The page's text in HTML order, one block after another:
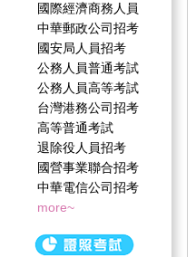
國際經濟商務人員
中華郵政公司招考
國安局人員招考
公務人員普通考試
公務人員高等考試
台灣港務公司招考
高等普通考試
退除役人員招考
國營事業聯合招考
中華電信公司招考
more~